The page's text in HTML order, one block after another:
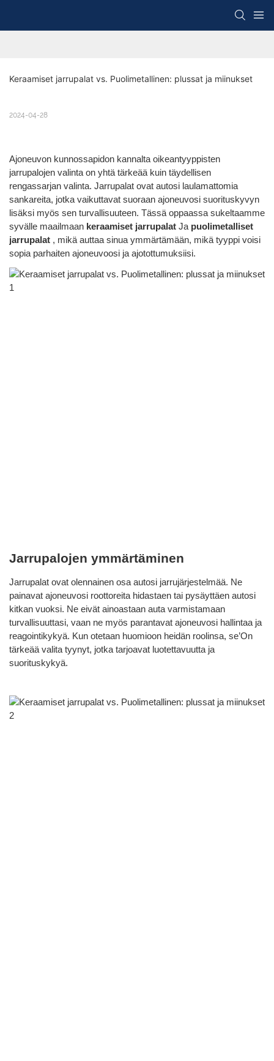
Keraamiset jarrupalat vs. Puolimetallinen: plussat ja miinukset
2024-04-28
Ajoneuvon kunnossapidon kannalta oikeantyyppisten
jarrupalojen valinta on yhtä tärkeää kuin täydellisen
rengassarjan valinta. Jarrupalat ovat autosi laulamattomia
sankareita, jotka vaikuttavat suoraan ajoneuvosi suorituskyvyn
lisäksi myös sen turvallisuuteen. Tässä oppaassa sukeltaamme
syvälle maailmaan keraamiset jarrupalat Ja puolimetalliset
jarrupalat , mikä auttaa sinua ymmärtämään, mikä tyyppi voisi
sopia parhaiten ajoneuvoosi ja ajotottumuksiisi.
Jarrupalojen ymmärtäminen
Jarrupalat ovat olennainen osa autosi jarrujärjestelmää. Ne
painavat ajoneuvosi roottoreita hidastaen tai pysäyttäen autosi
kitkan vuoksi. Ne eivät ainoastaan ​​auta varmistamaan
turvallisuuttasi, vaan ne myös parantavat ajoneuvosi hallintaa ja
reagointikykyä. Kun otetaan huomioon heidän roolinsa, se’On
tärkeää valita tyynyt, jotka tarjoavat luotettavuutta ja
suorituskykyä.